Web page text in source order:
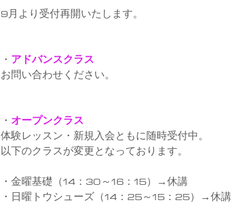
9月より受付再開いたします。
・ アドバンスクラス
お問い合わせください。
・ オープンクラス
体験レッスン・新規入会ともに随時受付中。
以下のクラスが変更となっております。
・金曜基礎（14：30～16：15）→休講
・日曜トウシューズ（14：25～15：25）→休講